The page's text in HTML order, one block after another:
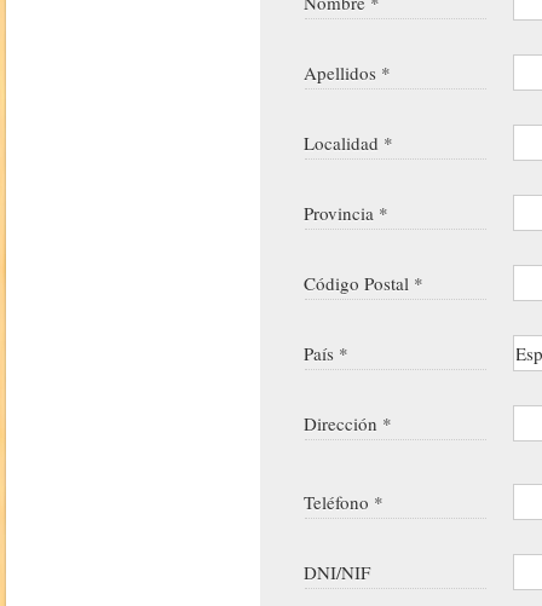
Apellidos *
Localidad *
Provincia *
Código Postal *
País *
Dirección *
Teléfono *
DNI/NIF